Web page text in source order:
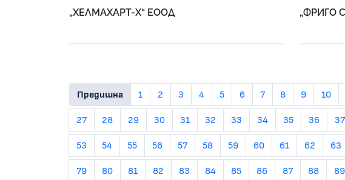
„ХЕЛМАХАРТ-Х“ ЕООД „ФРИГО
Предишна 1 2 3 4 5 6 7 8 9 10
27 28 29 30 31 32 33 34 35 36 37
53 54 55 56 57 58 59 60 61 62 63
79 80 81 82 83 84 85 86 87 88 89